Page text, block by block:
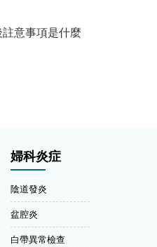
意事項是什麼
婦科炎症
陰道發炎
盆腔炎
白帶異常檢查